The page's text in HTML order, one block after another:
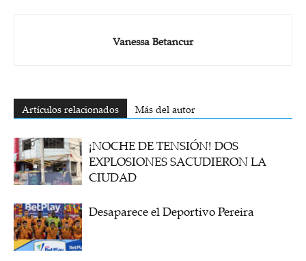
Vanessa Betancur
Artículos relacionados Más del autor
¡NOCHE DE TENSIÓN! DOS
EXPLOSIONES SACUDIERON LA
CIUDAD
Desaparece el Deportivo Pereira